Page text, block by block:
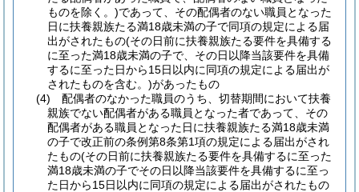
ものを除く。)であって、その配偶者のない職員となった
日に扶養親族たる満18歳未満の子で同項の規定による届
出がされたもの(その日前に扶養親族たる要件を具備する
に至った満18歳未満の子で、その日以降当該要件を具備
するに至った日から15日以内に同項の規定による届出が
されたものを含む。)があったもの
(4)
配偶者のなかった職員のうち、切替期間において扶養
親族でない配偶者がある職員となった者であって、その
配偶者がある職員となった日に扶養親族たる満18歳未満
の子で改正前の条例第8条第1項の規定による届出がされ
たもの(その日前に扶養親族たる要件を具備するに至った
満18歳未満の子でその日以降当該要件を具備するに至っ
た日から15日以内に同項の規定による届出がされたもの